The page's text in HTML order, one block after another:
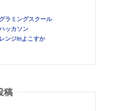
ラミングスクール
ッカソン
ンジinよこすか
稿